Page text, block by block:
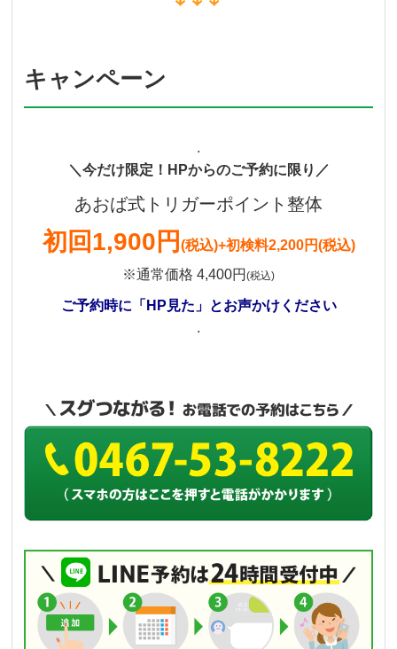
キャンペーン
.
＼今だけ限定！HPからのご予約に限り／
あおば式トリガーポイント整体
初回1,900円 (税込)+初検料2,200円(税込)
※通常価格 4,400円 (税込)
ご予約時に「HP見た」とお声かけください
.